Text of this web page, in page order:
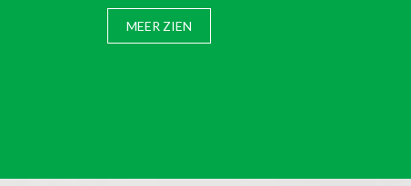
MEER ZIEN